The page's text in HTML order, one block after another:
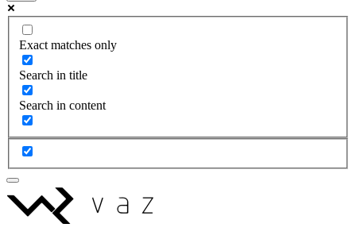
Exact matches only
Search in title
Search in content